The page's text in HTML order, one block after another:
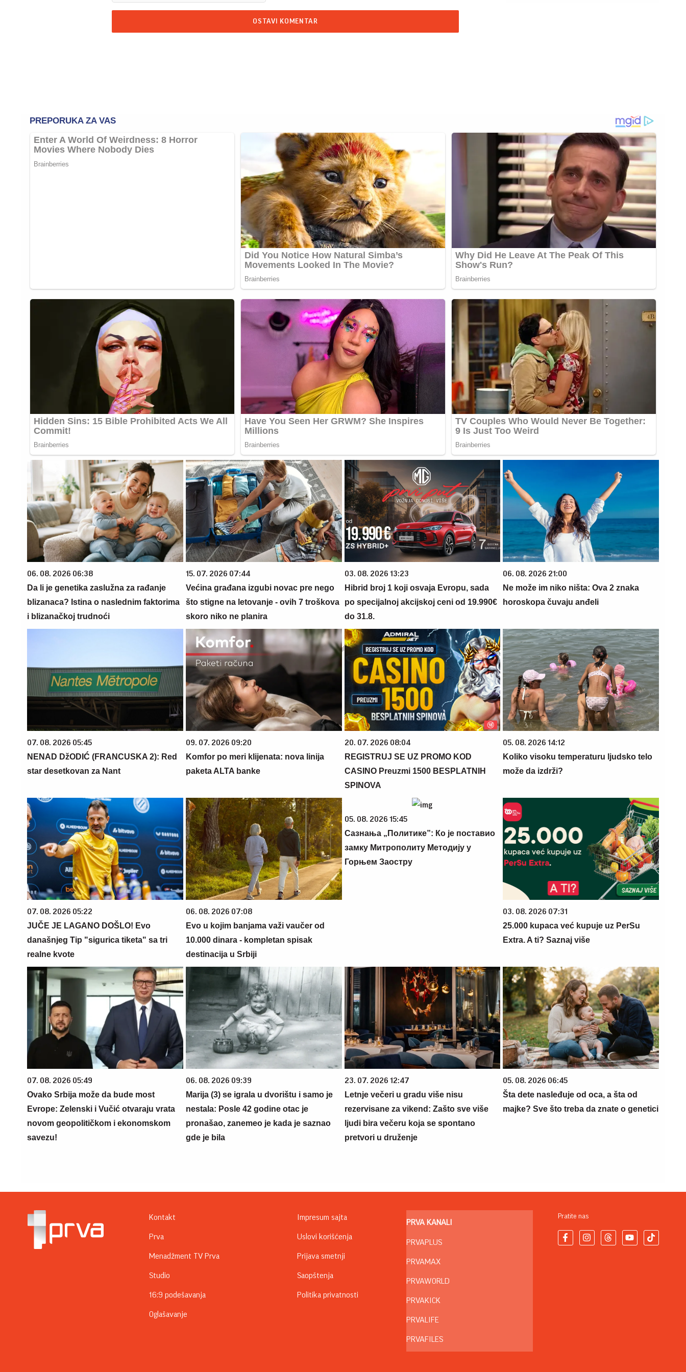
OSTAVI KOMENTAR
06. 08. 2026 06:38
Da li je genetika zaslužna za rađanje
blizanaca? Istina o naslednim faktorima
i blizanačkoj trudnoći
15. 07. 2026 07:44
Većina građana izgubi novac pre nego
što stigne na letovanje - ovih 7 troškova
skoro niko ne planira
03. 08. 2026 13:23
Hibrid broj 1 koji osvaja Evropu, sada
po specijalnoj akcijskoj ceni od 19.990€
do 31.8.
06. 08. 2026 21:00
Ne može im niko ništa: Ova 2 znaka
horoskopa čuvaju anđeli
07. 08. 2026 05:45
NENAD DžODIĆ (FRANCUSKA 2): Red
star desetkovan za Nant
09. 07. 2026 09:20
Komfor po meri klijenata: nova linija
paketa ALTA banke
20. 07. 2026 08:04
REGISTRUJ SE UZ PROMO KOD
CASINO Preuzmi 1500 BESPLATNIH
SPINOVA
05. 08. 2026 14:12
Koliko visoku temperaturu ljudsko telo
može da izdrži?
07. 08. 2026 05:22
JUČE JE LAGANO DOŠLO! Evo
današnjeg Tip "sigurica tiketa" sa tri
realne kvote
06. 08. 2026 07:08
Evo u kojim banjama važi vaučer od
10.000 dinara - kompletan spisak
destinacija u Srbiji
05. 08. 2026 15:45
Сазнања „Политике”: Ко је поставио
замку Митрополиту Методију у
Горњем Заостру
03. 08. 2026 07:31
25.000 kupaca već kupuje uz PerSu
Extra. A ti? Saznaj više
07. 08. 2026 05:49
Ovako Srbija može da bude most
Evrope: Zelenski i Vučić otvaraju vrata
novom geopolitičkom i ekonomskom
savezu!
06. 08. 2026 09:39
Marija (3) se igrala u dvorištu i samo je
nestala: Posle 42 godine otac je
pronašao, zanemeo je kada je saznao
gde je bila
23. 07. 2026 12:47
Letnje večeri u gradu više nisu
rezervisane za vikend: Zašto sve više
ljudi bira večeru koja se spontano
pretvori u druženje
05. 08. 2026 06:45
Šta dete nasleđuje od oca, a šta od
majke? Sve što treba da znate o genetici
Kontakt
Prva
Menadžment TV Prva
Studio
16:9 podešavanja
Oglašavanje
Impresum sajta
Uslovi korišćenja
Prijava smetnji
Saopštenja
Politika privatnosti
PRVA KANALI
PRVAPLUS
PRVAMAX
PRVAWORLD
PRVAKICK
PRVALIFE
PRVAFILES
Pratite nas